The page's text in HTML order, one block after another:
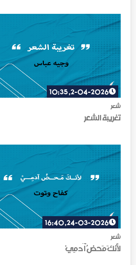
شعر
2-04-2026, 10:35
تغريبة الشعر
شعر
24-03-2026, 16:40
لأنكَ مَحضُ آدمِيْ